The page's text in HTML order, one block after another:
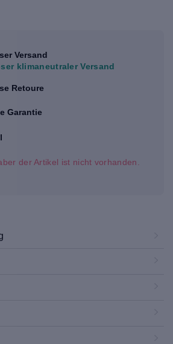
Versand
klimaneutraler Versand
Retoure
Garantie
der Artikel ist nicht vorhanden.